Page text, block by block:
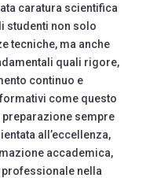
caratura scientifica
studenti non solo
tecniche, ma anche
quali rigore,
continuo e
come questo
sempre
all’eccellenza,
accademica,
nella